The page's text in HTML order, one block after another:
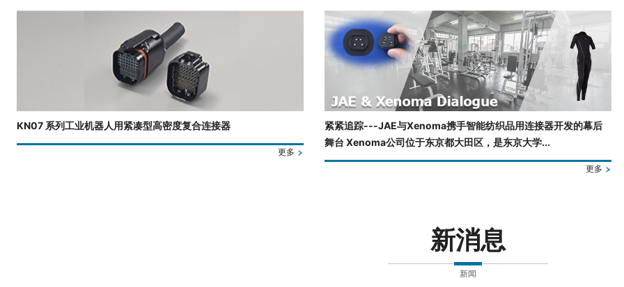
KN07 系列工业机器人用紧凑型高密度复合连接器
更多
紧紧追踪---JAE与Xenoma携手智能纺织品用连接器开发的幕后
舞台 Xenoma公司位于东京都大田区，是东京大学...
更多
新消息
新闻